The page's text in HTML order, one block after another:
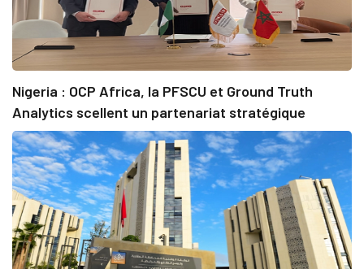
Nigeria : OCP Africa, la PFSCU et Ground Truth
Analytics scellent un partenariat stratégique